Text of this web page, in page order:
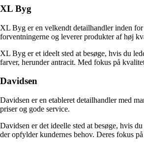
XL Byg
XL Byg er en velkendt detailhandler inden
forventningerne og leverer produkter af høj
XL Byg er et ideelt sted at besøge, hvis du
farver, herunder antracit. Med fokus på
Davidsen
Davidsen er en etableret detailhandler med
priser og gode service.
Davidsen er det ideelle sted at besøge, hvis
der opfylder kundernes behov. Deres fokus